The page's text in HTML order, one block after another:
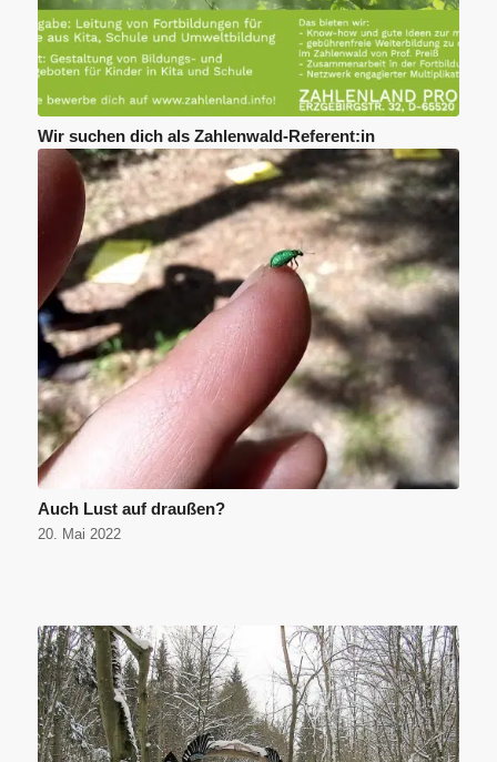
Wir suchen dich als Zahlenwald-Referent:in
Auch Lust auf draußen?
20. Mai 2022